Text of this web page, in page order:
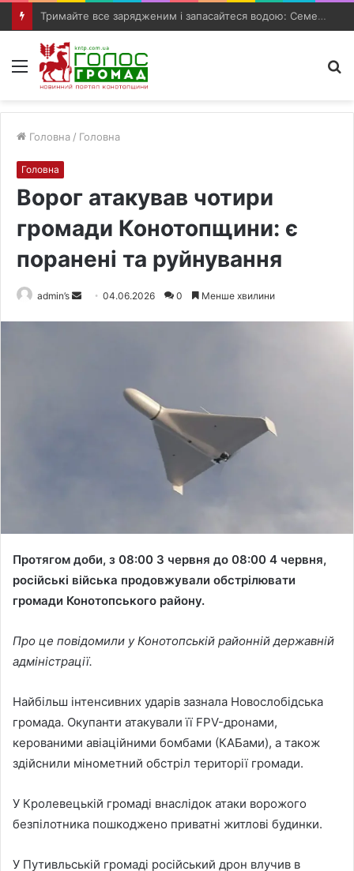
Олег Григоров повідомив подробиці загибелі жінки в Путивлі
Меню
Головна / Головна
Головна
Ворог атакував чотири
громади Конотопщини: є
поранені та руйнування
admin’s 04.06.2026 0 Менше хвилини
Протягом доби, з 08:00 3 червня до 08:00 4 червня,
російські війська продовжували обстрілювати
громади Конотопського району.
Про це повідомили у Конотопській районній державній
адміністрації.
Найбільш інтенсивних ударів зазнала Новослобідська
громада. Окупанти атакували її FPV-дронами,
керованими авіаційними бомбами (КАБами), а також
здійснили мінометний обстріл території громади.
У Кролевецькій громаді внаслідок атаки ворожого
безпілотника пошкоджено приватні житлові будинки.
У Путивльській громаді російський дрон влучив в